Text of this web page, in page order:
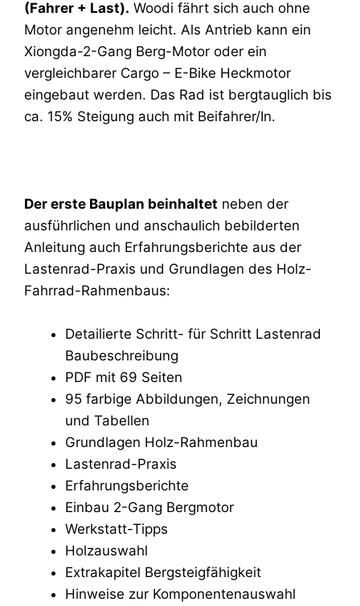
Seiten
Menge
(Fahrer + Last). Woodi fährt sich auch ohne
Motor angenehm leicht. Als Antrieb kann ein
Xiongda-2-Gang Berg-Motor oder ein
vergleichbarer Cargo – E-Bike Heckmotor
eingebaut werden. Das Rad ist bergtauglich bis
ca. 15% Steigung auch mit Beifahrer/In.
Der erste Bauplan beinhaltet neben der
ausführlichen und anschaulich bebilderten
Anleitung auch Erfahrungsberichte aus der
Lastenrad-Praxis und Grundlagen des Holz-
Fahrrad-Rahmenbaus:
Detailierte Schritt- für Schritt Lastenrad
Baubeschreibung
PDF mit 69 Seiten
95 farbige Abbildungen, Zeichnungen
und Tabellen
Grundlagen Holz-Rahmenbau
Lastenrad-Praxis
Erfahrungsberichte
Einbau 2-Gang Bergmotor
Werkstatt-Tipps
Holzauswahl
Extrakapitel Bergsteigfähigkeit
Hinweise zur Komponentenauswahl